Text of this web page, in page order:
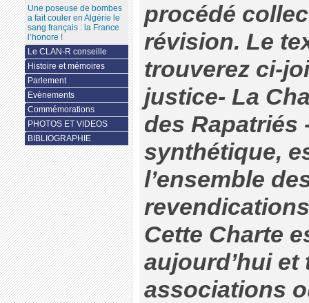
procédé
révision. Le
trouverez ci-
justice- La
des Rapatriés
synthétique,
l’ensemble
Cette Charte
aujourd’hui et
associations
Une poseuse de bombes
a fait couler en Algérie le
sang français : la France
l’honore !
Le CLAN-R conseille
Histoire et mémoires
Parlement
Evènements
Commémorations
PHOTOS ET VIDEOS
BIBLIOGRAPHIE